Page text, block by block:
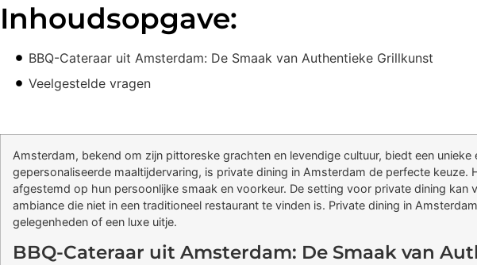
Inhoudsopgave:
BBQ-Cateraar uit Amsterdam: De Smaak van Authentieke Grillkunst
Veelgestelde vragen
Amsterdam, bekend om zijn pittoreske grachten en levendige cultuur, biedt een
gepersonaliseerde maaltijdervaring, is private dining in Amsterdam de perfecte
afgestemd op hun persoonlijke smaak en voorkeur. De setting voor private dining
ambiance die niet in een traditioneel restaurant te vinden is. Private dining in
gelegenheden of een luxe uitje.
BBQ-Cateraar uit Amsterdam: De Smaak van